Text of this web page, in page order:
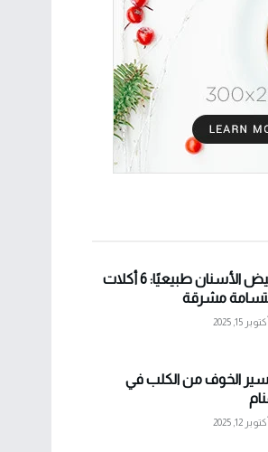
تبييض الأسنان طبيعيًا: 6 أكلات
مشرقة
أكتوبر 15, 2025
الخوف من الكلب في
أكتوبر 12, 2025